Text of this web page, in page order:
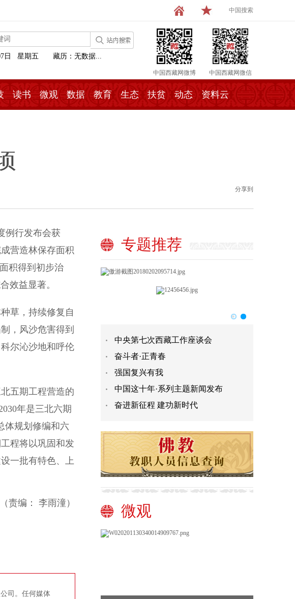
中国搜索
中国西藏网微博 中国西藏网微信
日 星期五 藏历：无数据...
读书 微观 数据 教育 生态 扶贫 动态 资料云
分享到
例行发布会获
营造林保存面积
积得到初步治
效益显著。
草，持续修复自
，风沙危害得到
尔沁沙地和呼伦
五期工程营造的
年是三北六期
体规划修编和六
程将以巩固和发
一批有特色、上
（责编： 李雨潼）
司。任何媒体
专题推荐
中央第七次西藏工作座谈会
奋斗者·正青春
强国复兴有我
中国这十年·系列主题新闻发布
奋进新征程 建功新时代
微观